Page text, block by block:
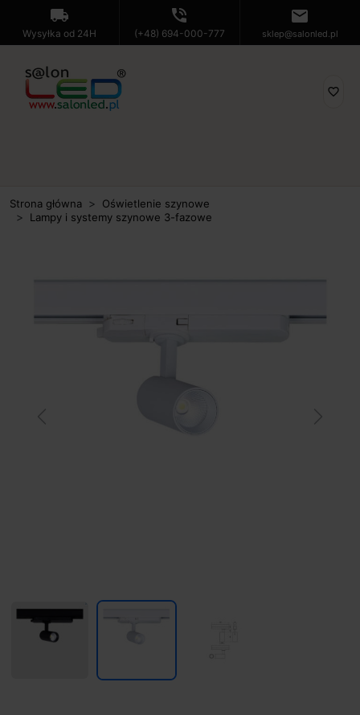
local_shipping
Wysyłka od 24H
phone_in_talk
(+48) 694-000-777
mail
sklep@salonled.pl
favorite_border
Strona główna
Oświetlenie szynowe
Lampy i systemy szynowe 3-fazowe